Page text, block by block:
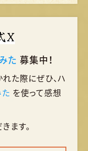
X
た 募集中！
れた際にぜひ、ハ
を使って感想
ます。